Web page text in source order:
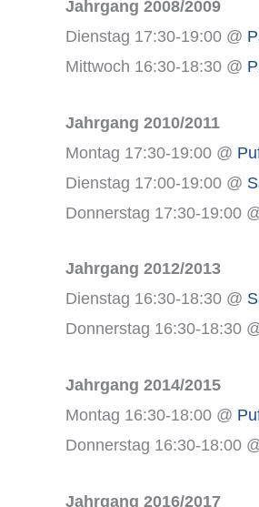
Jahrgang 2008/2009
Dienstag 17:30-19:00 @
Mittwoch 16:30-18:30 @
Jahrgang 2010/2011
Montag 17:30-19:00 @
Dienstag 17:00-19:00 @
Donnerstag 17:30-19:00
Jahrgang 2012/2013
Dienstag 16:30-18:30 @
Donnerstag 16:30-18:30
Jahrgang 2014/2015
Montag 16:30-18:00 @
Donnerstag 16:30-18:00
Jahrgang 2016/2017